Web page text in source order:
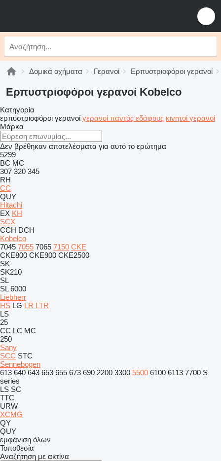
Δομικά οχήματα Γερανοί Ερπυστριοφόροι γερανοί
Ερπυστριοφόροι γερανοί Kobelco
Κατηγορία
ερπυστριοφόροι γερανοί γερανοί παντός εδάφους κινητοί γερανοί
Μάρκα
Δεν βρέθηκαν αποτελέσματα για αυτό το ερώτημα
5299
BC MC
307 320 345
RH
CC
QUY
Hitachi
EX KH
SCX
CCH DCH
Kobelco
7045 7055 7065 7150 CKE
CKE800 CKE900 CKE2500
SK
SK210
SL
SL 6000
Liebherr
HS LG LR LTR
LS
25
CC LC MC
250
Sany
SCC STC
Sennebogen
613 640 643 653 655 673 690 2200 3300 5500 6100 6113 7700 S
series
LS SC
TTC
URW
XCMG
QY
QUY
εμφάνιση όλων
Τοποθεσία
Αναζήτηση με ακτίνα